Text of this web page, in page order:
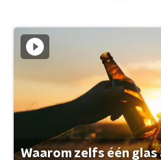
Waarom zelfs één